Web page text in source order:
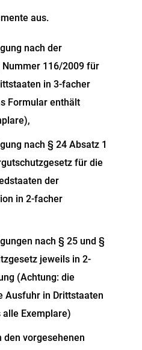
aus.
nach der
Nummer 116/2009 für
in 3-facher
Formular enthält
nach § 24 Absatz 1
für die
der
in 2-facher
nach § 25 und §
jeweils in 2-
(Achtung: die
Ausfuhr in Drittstaaten
Exemplare)
den vorgesehenen